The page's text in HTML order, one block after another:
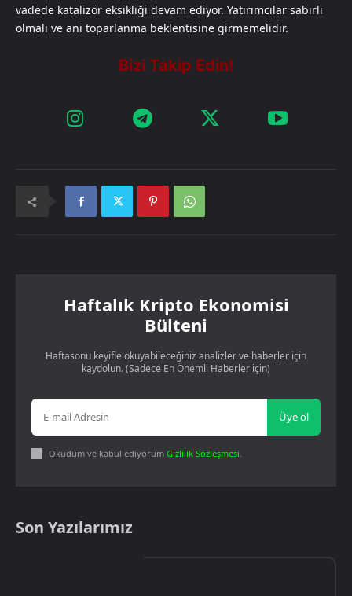
vadede katalizör eksikliği devam ediyor. Yatırımcılar sabırlı
olmalı ve ani toparlanma beklentisine girmemelidir.​​​​​​​​​​​​​​​​
Haftalık Kripto Ekonomisi
Bülteni
Haftasonu keyifle okuyabileceğiniz analizler ve haberler için
kaydolun. (Sadece En Önemli Haberler için)
Üye ol
Okudum ve kabul ediyorum Gizlilik Sözleşmesi.
Son Yazılarımız